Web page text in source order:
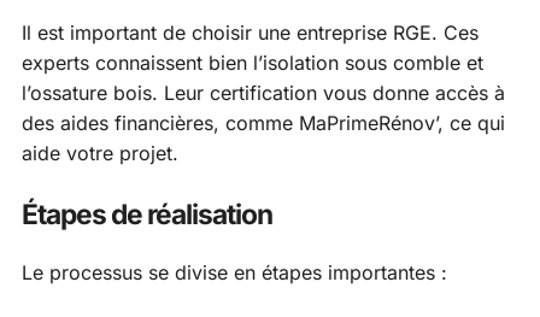
Il est important de choisir une entreprise RGE. Ces
experts connaissent bien l’isolation sous comble et
l’ossature bois. Leur certification vous donne accès à
des aides financières, comme MaPrimeRénov’, ce qui
aide votre projet.
Étapes de réalisation
Le processus se divise en étapes importantes :